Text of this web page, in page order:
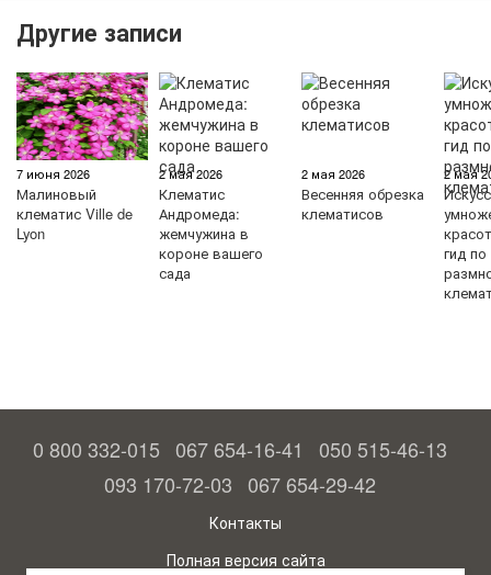
Другие записи
7 июня 2026
Малиновый
клематис Ville de
Lyon
2 мая 2026
Клематис
Андромеда:
жемчужина в
короне вашего
сада
2 мая 2026
Весенняя обрезка
клематисов
2 мая
гид по
0 800 332-015 067 654-16-41
050 515-46-13
093 170-72-03 067 654-29-42
Контакты
Полная версия сайта